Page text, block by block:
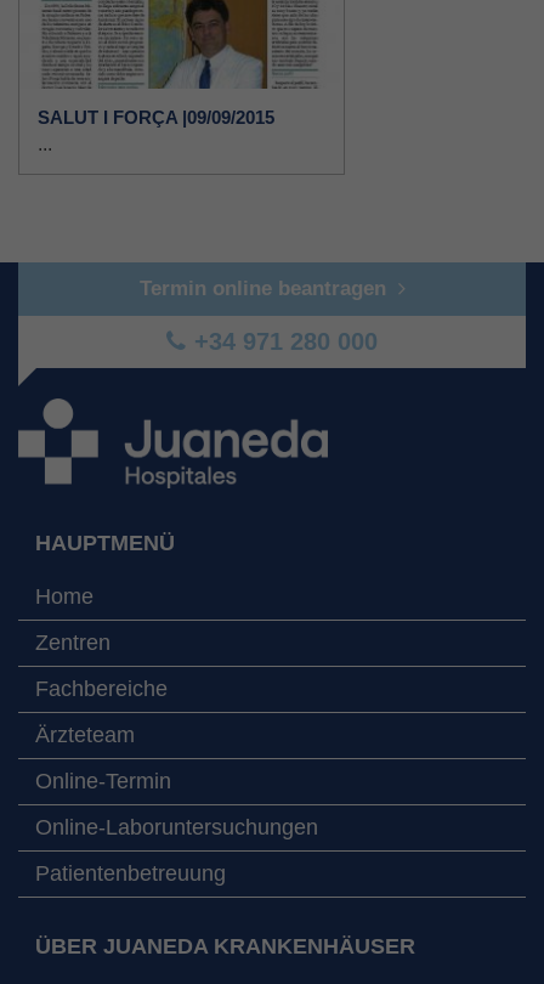
SALUT I FORÇA |09/09/2015
...
Termin online beantragen
+34 971 280 000
HAUPTMENÜ
Home
Zentren
Fachbereiche
Ärzteteam
Online-Termin
Online-Laboruntersuchungen
Patientenbetreuung
ÜBER JUANEDA KRANKENHÄUSER